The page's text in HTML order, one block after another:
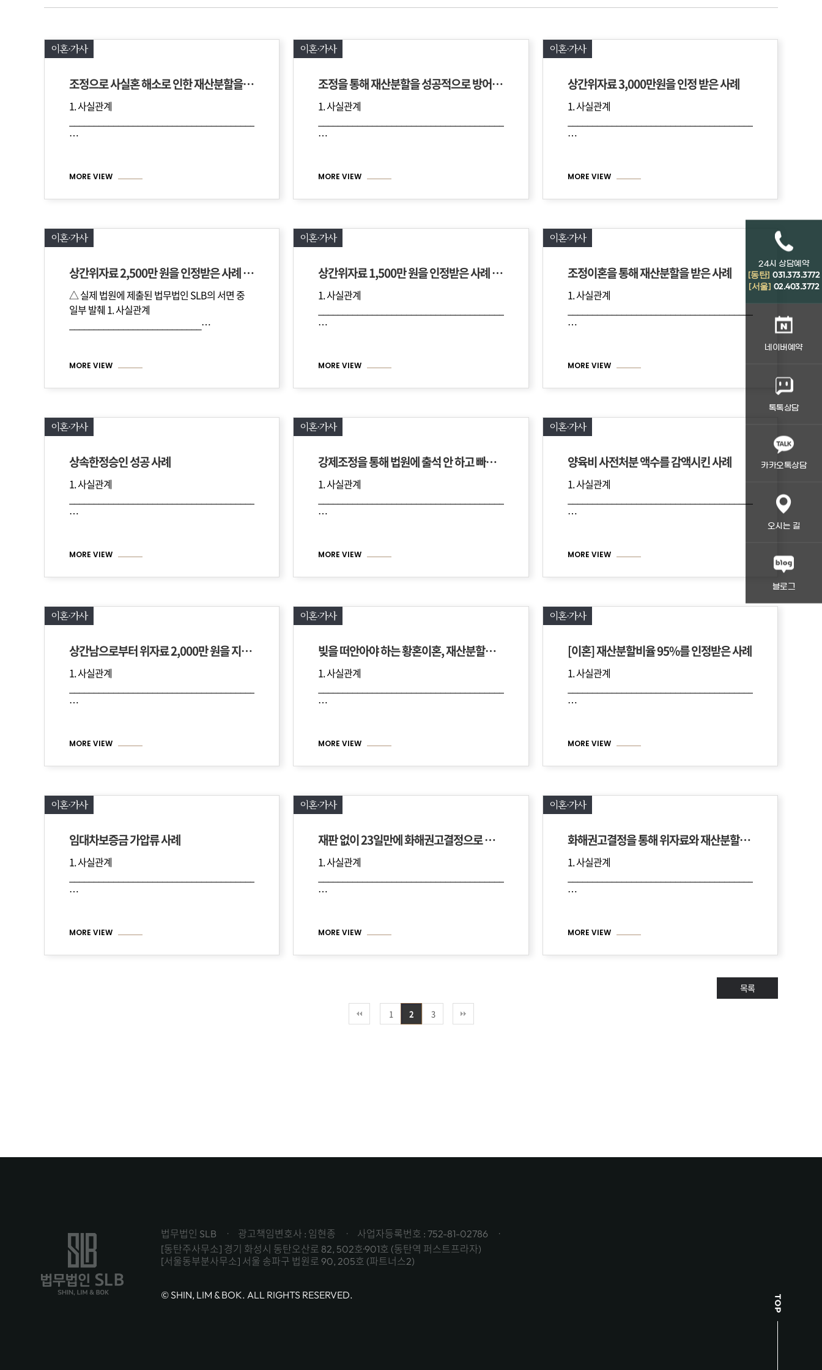
24시 상담예약
[동탄] 031.373.3772
[서울] 02.403.3772
네이버예약
톡톡상담
카카오톡상담
오시는 길
블로그
이혼·가사
조정으로 사실혼 해소로 인한 재산분할을 성공적으로 정리한 사례
1. 사실관계
…
MORE VIEW
이혼·가사
조정을 통해 재산분할을 성공적으로 방어한 사례
1. 사실관계
…
MORE VIEW
이혼·가사
상간위자료 3,000만원을 인정 받은 사례
1. 사실관계
…
MORE VIEW
이혼·가사
상간위자료 2,500만 원을 인정받은 사례 [이혼X]
△ 실제 법원에 제출된 법무법인 SLB의 서면 중
일부 발췌 1. 사실관계
___________________________…
MORE VIEW
이혼·가사
상간위자료 1,500만 원을 인정받은 사례 [이혼X]
1. 사실관계
…
MORE VIEW
이혼·가사
조정이혼을 통해 재산분할을 받은 사례
1. 사실관계
…
MORE VIEW
이혼·가사
상속한정승인 성공 사례
1. 사실관계
…
MORE VIEW
이혼·가사
강제조정을 통해 법원에 출석 안 하고 빠르게 이혼한 사례
1. 사실관계
…
MORE VIEW
이혼·가사
양육비 사전처분 액수를 감액시킨 사례
1. 사실관계
…
MORE VIEW
이혼·가사
상간남으로부터 위자료 2,000만 원을 지급받은 사례
1. 사실관계
…
MORE VIEW
이혼·가사
빚을 떠안아야 하는 황혼이혼, 재산분할금 5,000만 원을 지급받은 사례
1. 사실관계
…
MORE VIEW
이혼·가사
[이혼] 재산분할비율 95%를 인정받은 사례
1. 사실관계
…
MORE VIEW
이혼·가사
임대차보증금 가압류 사례
1. 사실관계
…
MORE VIEW
이혼·가사
재판 없이 23일만에 화해권고결정으로 이혼한 사례
1. 사실관계
…
MORE VIEW
이혼·가사
화해권고결정을 통해 위자료와 재산분할에서 원하는 결과를 이끌어낸 사건
1. 사실관계
…
MORE VIEW
목록
1 2 3
법무법인 SLB 광고책임변호사 : 임현종
사업자등록번호 : 752-81-02786
[동탄주사무소] 경기 화성시 동탄오산로 82, 502호·901호 (동탄역 퍼스트프라자)
[서울동부분사무소] 서울 송파구 법원로 90, 205호 (파트너스2)
© SHIN, LIM & BOK. ALL RIGHTS RESERVED.